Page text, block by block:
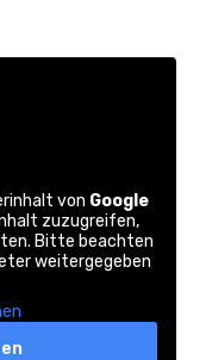
von Google
zuzugreifen,
Bitte beachten
weitergegeben